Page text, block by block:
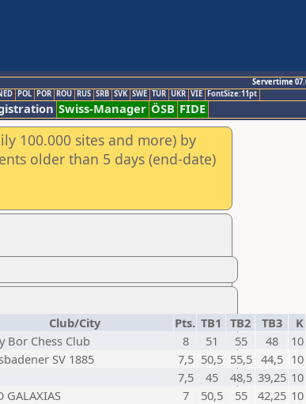
Servertime
POL POR ROU RUS SRB SVK SWE TUR UKR VIE FontSize:11pt
Swiss-Manager ÖSB FIDE
100.000 sites and more) by
older than 5 days (end-date)
Club/City Pts. TB1 TB2 TB3 K
Bor Chess Club 8 51 55 48 10
SV 1885 7,5 50,5 55,5 44,5 10
7,5 45 48,5 39,25 10
GALAXIAS 7 50,5 55 42,25 10